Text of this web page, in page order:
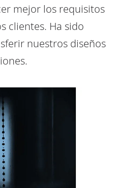
mejor los requisitos
clientes. Ha sido
nuestros diseños